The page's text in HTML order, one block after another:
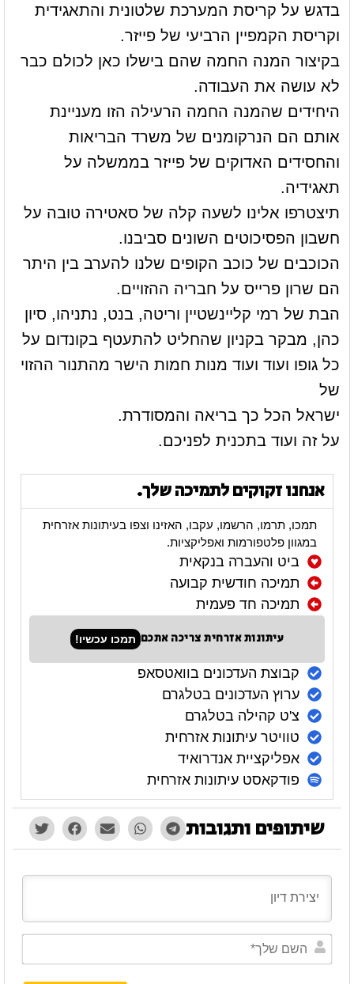
בדגש על קריסת המערכת שלטונית והתאגידית
וקריסת הקמפיין הרביעי של פייזר.
בקיצור המנה החמה שהם בישלו כאן לכולם כבר
לא עושה את העבודה.
היחידים שהמנה החמה הרעילה הזו מעניינת
אותם הם הנרקומנים של משרד הבריאות
והחסידים האדוקים של פייזר בממשלה על
תאגידיה.
תיצטרפו אלינו לשעה קלה של סאטירה טובה על
חשבון הפסיכוטים השונים סביבנו.
הכוכבים של כוכב הקופים שלנו להערב בין היתר
הם שרון פרייס על חבריה ההזויים.
הבת של רמי קליינשטיין וריטה, בנט, נתניהו, סיון
כהן, מבקר בקניון שהחליט להתעטף בקונדום על
כל גופו ועוד ועוד מנות חמות הישר מהתנור ההזוי
של
ישראל הכל כך בריאה והמסודרת.
על זה ועוד בתכנית לפניכם.
אנחנו זקוקים לתמיכה שלך.
תמכו, תרמו, הרשמו, עקבו, האזינו וצפו בעיתונות אזרחית
במגוון פלטפורמות ואפליקציות.
ביט והעברה בנקאית
תמיכה חודשית קבועה
תמיכה חד פעמית
עיתונות אזרחית צריכה אתכם תמכו עכשיו!
קבוצת העדכונים בוואטסאפ
ערוץ העדכונים בטלגרם
צ'ט קהילה בטלגרם
טוויטר עיתונות אזרחית
אפליקציית אנדרואיד
פודקאסט עיתונות אזרחית
שיתופים ותגובות